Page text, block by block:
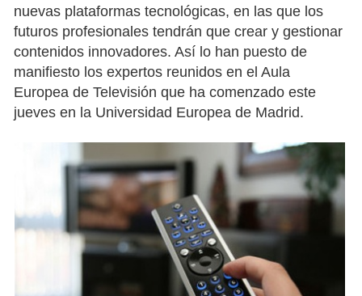
nuevas plataformas tecnológicas, en las que los
futuros profesionales tendrán que crear y gestionar
contenidos innovadores. Así lo han puesto de
manifiesto los expertos reunidos en el Aula
Europea de Televisión que ha comenzado este
jueves en la Universidad Europea de Madrid.